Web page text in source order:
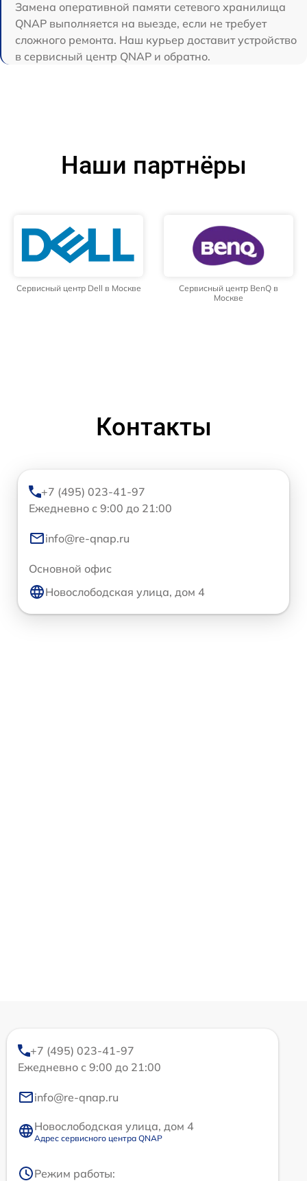
Замена оперативной памяти сетевого хранилища
QNAP выполняется на выезде, если не требует
сложного ремонта. Наш курьер доставит устройство
в сервисный центр QNAP и обратно.
Наши партнёры
Сервисный центр Dell в Москве
Сервисный центр BenQ в
Москве
Контакты
+7 (495) 023-41-97
Ежедневно с 9:00 до 21:00
info@re-qnap.ru
Основной офис
Новослободская улица, дом 4
+7 (495) 023-41-97
Ежедневно с 9:00 до 21:00
info@re-qnap.ru
Новослободская улица, дом 4
Адрес сервисного центра QNAP
Режим работы: